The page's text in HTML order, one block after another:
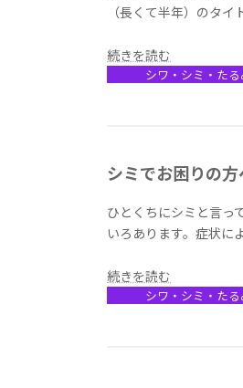
（長くて半年）のタ
続きを読む
シワ・シミ・た
シミでお困りの方
ひとくちにシミと言っ
いろあります。症状に
続きを読む
シワ・シミ・た